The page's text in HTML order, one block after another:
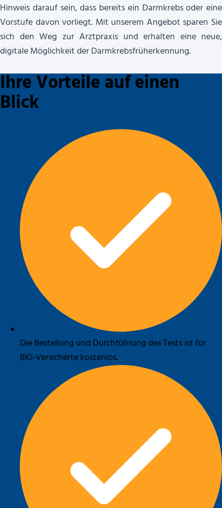
Hinweis darauf sein, dass bereits ein Darmkrebs oder eine
Vorstufe davon vorliegt. Mit unserem Angebot sparen Sie
sich den Weg zur Arztpraxis und erhalten eine neue,
digitale Möglichkeit der Darmkrebsfrüherkennung.
Ihre Vorteile auf einen
Blick
Die Bestellung und Durchführung des Tests ist für
BIG-Versicherte kostenlos.